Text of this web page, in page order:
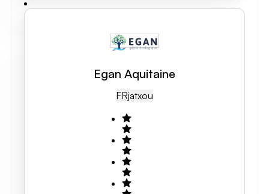
Egan Aquitaine
FRJatxou